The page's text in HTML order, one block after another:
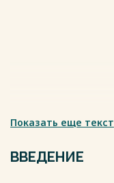
Показать еще текст
ВВЕДЕНИЕ